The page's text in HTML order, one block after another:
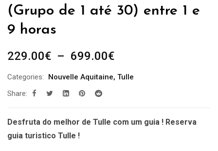
(Grupo de 1 até 30) entre 1 e
9 horas
229.00€ – 699.00€Plage
prix :
699.00€
Categories: Nouvelle Aquitaine, Tulle
Share:
Desfruta do melhor de Tulle com um guia ! Reserva
guia turistico Tulle !